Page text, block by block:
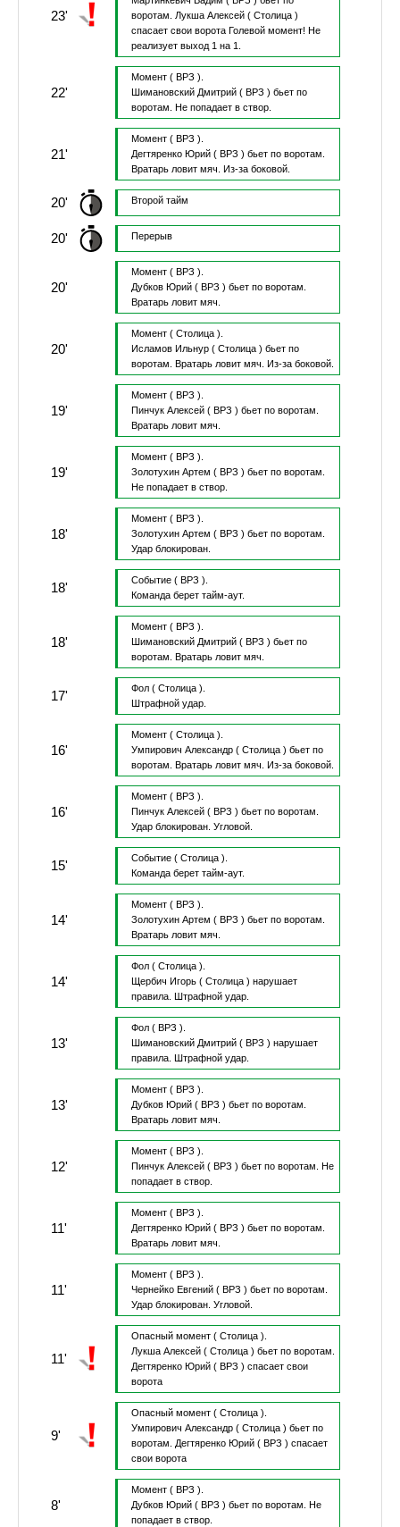
23'
воротам.
Лукша Алексей( Столица )
спасает свои ворота Голевой момент! Не
реализует выход 1 на 1.
22'
Момент ( ВРЗ ).
Шимановский Дмитрий( ВРЗ ) бьет по
воротам.
Не попадает в створ.
21'
Момент ( ВРЗ ).
Дегтяренко Юрий( ВРЗ ) бьет по воротам.
Вратарь ловит мяч.
Из-за боковой.
20' Второй тайм
20' Перерыв
20'
Момент ( ВРЗ ).
Дубков Юрий( ВРЗ ) бьет по воротам.
Вратарь ловит мяч.
20'
Момент ( Столица ).
Исламов Ильнур( Столица ) бьет по
воротам.
Вратарь ловит мяч. Из-за боковой.
19'
Момент ( ВРЗ ).
Пинчук Алексей( ВРЗ ) бьет по воротам.
Вратарь ловит мяч.
19'
Момент ( ВРЗ ).
Золотухин Артем ( ВРЗ ) бьет по воротам.
Не попадает в створ.
18'
Момент ( ВРЗ ).
Золотухин Артем ( ВРЗ ) бьет по воротам.
Удар блокирован.
18' Событие ( ВРЗ ).
Команда берет тайм-аут.
18'
Момент ( ВРЗ ).
Шимановский Дмитрий( ВРЗ ) бьет по
воротам.
Вратарь ловит мяч.
17' Фол ( Столица ).
Штрафной удар.
16'
Момент ( Столица ).
Умпирович Александр( Столица ) бьет по
воротам.
Вратарь ловит мяч. Из-за боковой.
16'
Момент ( ВРЗ ).
Пинчук Алексей( ВРЗ ) бьет по воротам.
Удар блокирован. Угловой.
15' Событие ( Столица ).
Команда берет тайм-аут.
14'
Момент ( ВРЗ ).
Золотухин Артем ( ВРЗ ) бьет по воротам.
Вратарь ловит мяч.
14'
Фол ( Столица ).
Щербич Игорь( Столица ) нарушает
правила.
Штрафной удар.
13'
Фол ( ВРЗ ).
Шимановский Дмитрий( ВРЗ ) нарушает
правила.
Штрафной удар.
13'
Момент ( ВРЗ ).
Дубков Юрий( ВРЗ ) бьет по воротам.
Вратарь ловит мяч.
12'
Момент ( ВРЗ ).
Пинчук Алексей( ВРЗ ) бьет по воротам.
Не
попадает в створ.
11'
Момент ( ВРЗ ).
Дегтяренко Юрий( ВРЗ ) бьет по воротам.
Вратарь ловит мяч.
11'
Момент ( ВРЗ ).
Чернейко Евгений( ВРЗ ) бьет по воротам.
Удар блокирован. Угловой.
11'
Опасный момент ( Столица ).
Лукша Алексей( Столица ) бьет по воротам.
Дегтяренко Юрий( ВРЗ ) спасает свои
ворота
9'
Опасный момент ( Столица ).
Умпирович Александр( Столица ) бьет по
воротам.
Дегтяренко Юрий( ВРЗ ) спасает
свои ворота
8'
Момент ( ВРЗ ).
Дубков Юрий( ВРЗ ) бьет по воротам.
Не
попадает в створ.